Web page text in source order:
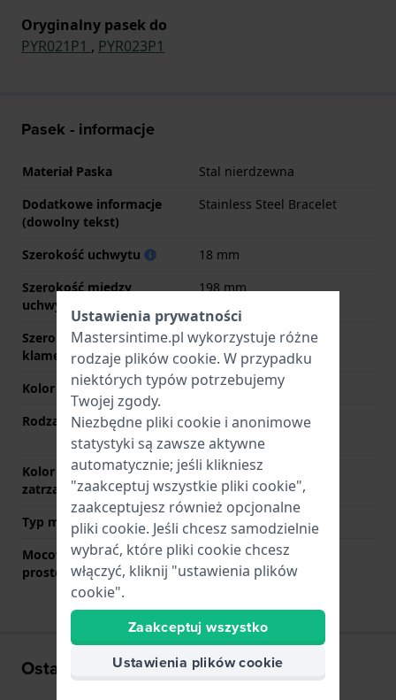
Oryginalny pasek do
PYR021P1 , PYR023P1
Pasek - informacje
Materiał Paska
Stal nierdzewna
Dodatkowe informacje
(dowolny tekst)
Stainless Steel Bracelet
Szerokość uchwytu
18 mm
Szerokość między
uchwytami
198 mm
Szerokość paska przy
klamerce
18 mm
Kolor paska
Srebrny
Rodzaj zapięcia
Zapięcie zatrzaskowe z
przyciskami
Kolor zapięcia
zatrzaskowego
Srebrny
Typ mocowania
Kołki sprężyste
Mocowanie za pomocą
prostego bolca
Nie
Ostatnio oglądane
Ustawienia prywatności
Mastersintime.pl wykorzystuje różne
rodzaje plików cookie. W przypadku
niektórych typów potrzebujemy
Twojej zgody.
Niezbędne pliki cookie i anonimowe
statystyki są zawsze aktywne
automatycznie; jeśli klikniesz
"zaakceptuj wszystkie pliki cookie",
zaakceptujesz również opcjonalne
pliki cookie. Jeśli chcesz samodzielnie
wybrać, które pliki cookie chcesz
włączyć, kliknij "ustawienia plików
cookie".
Zaakceptuj wszystko
Ustawienia plików cookie